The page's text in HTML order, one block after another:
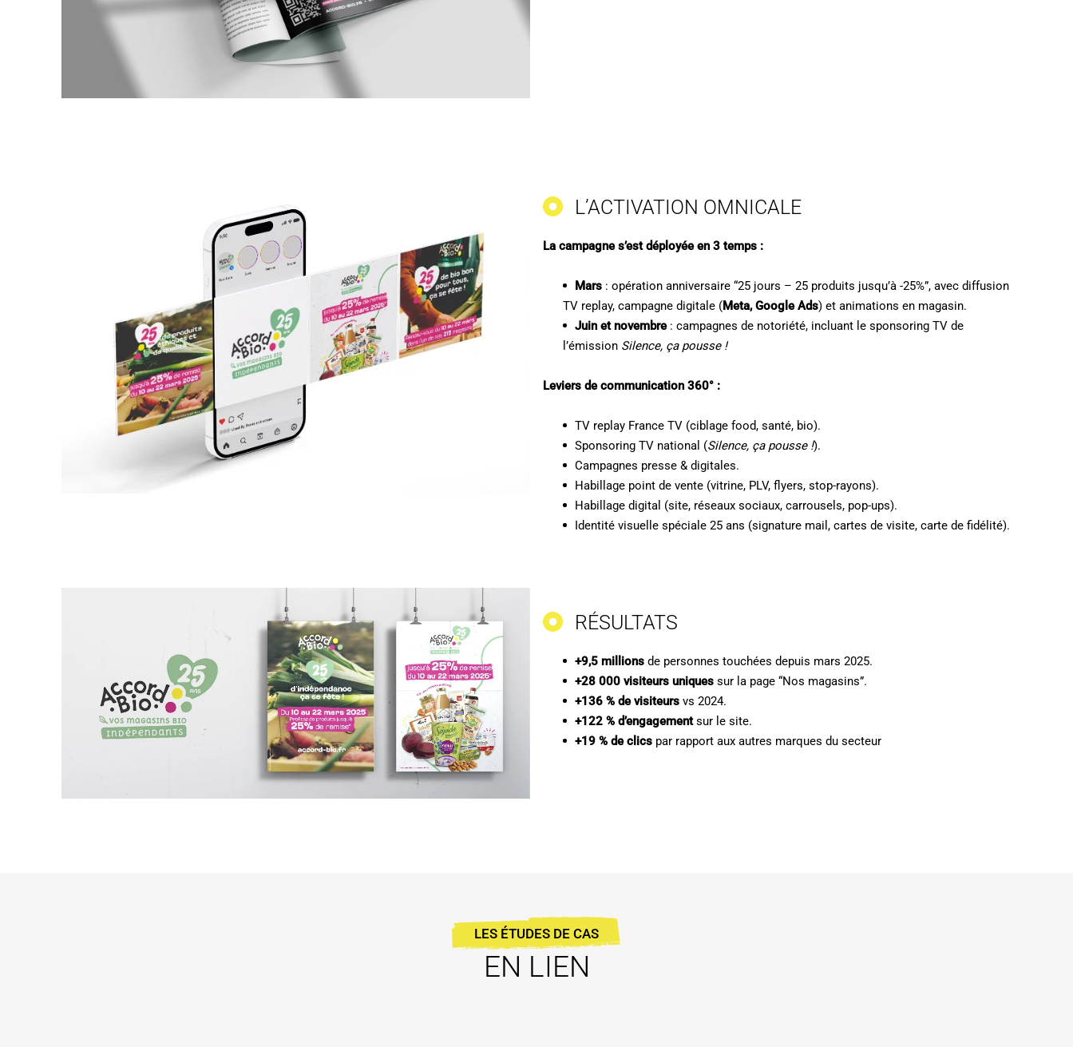
L’ACTIVATION OMNICALE
La campagne s’est déployée en 3 temps :
Mars: opération anniversaire “25 jours – 25 produits jusqu’à -25%”, avec diffusion
TV replay, campagne digitale (Meta, Google Ads) et animations en magasin.
Juin et novembre: campagnes de notoriété, incluant le sponsoring TV de
l’émission Silence, ça pousse !
Leviers de communication 360° :
TV replay France TV (ciblage food, santé, bio).
Sponsoring TV national (Silence, ça pousse !).
Campagnes presse & digitales.
Habillage point de vente (vitrine, PLV, flyers, stop-rayons).
Habillage digital (site, réseaux sociaux, carrousels, pop-ups).
Identité visuelle spéciale 25 ans (signature mail, cartes de visite, carte de fidélité).
RÉSULTATS
+9,5 millionsde personnes touchées depuis mars 2025.
+28 000 visiteurs uniquessur la page “Nos magasins”.
+136 % de visiteursvs 2024.
+122 % d’engagementsur le site.
+19 % de clicspar rapport aux autres marques du secteur
LES ÉTUDES DE CAS
EN LIEN